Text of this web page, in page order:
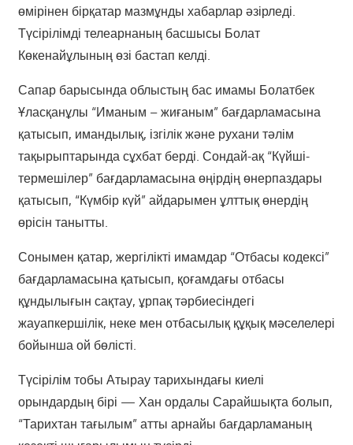
өмірінен бірқатар мазмұнды хабарлар әзірледі.
Түсірілімді телеарнаның басшысы Болат
Көкенайұлының өзі бастап келді.
Сапар барысында облыстың бас имамы Болатбек
Ұласқанұлы “Иманым – жиғаным” бағдарламасына
қатысып, имандылық, ізгілік және рухани тәлім
тақырыптарында сұхбат берді. Сондай-ақ “Күйші-
термешілер” бағдарламасына өңірдің өнерпаздары
қатысып, “Күмбір күй” айдарымен ұлттық өнердің
өрісін танытты.
Сонымен қатар, жергілікті имамдар “Отбасы кодексі”
бағдарламасына қатысып, қоғамдағы отбасы
құндылығын сақтау, ұрпақ тәрбиесіндегі
жауапкершілік, неке мен отбасылық құқық мәселелері
бойынша ой бөлісті.
Түсірілім тобы Атырау тарихындағы киелі
орындардың бірі — Хан ордалы Сарайшықта болып,
“Тарихтан тағылым” атты арнайы бағдарламаның